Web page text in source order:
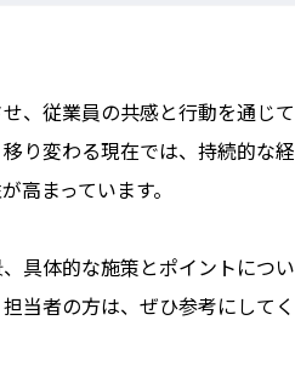
、従業員の共感と行動を通じて
り変わる現在では、持続的な経
高まっています。
具体的な施策とポイントについ
当者の方は、ぜひ参考にしてく